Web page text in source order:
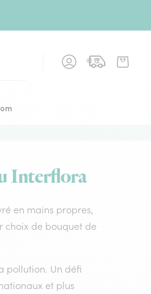
Interflora
en mains propres,
choix de bouquet de
pollution. Un défi
et plus